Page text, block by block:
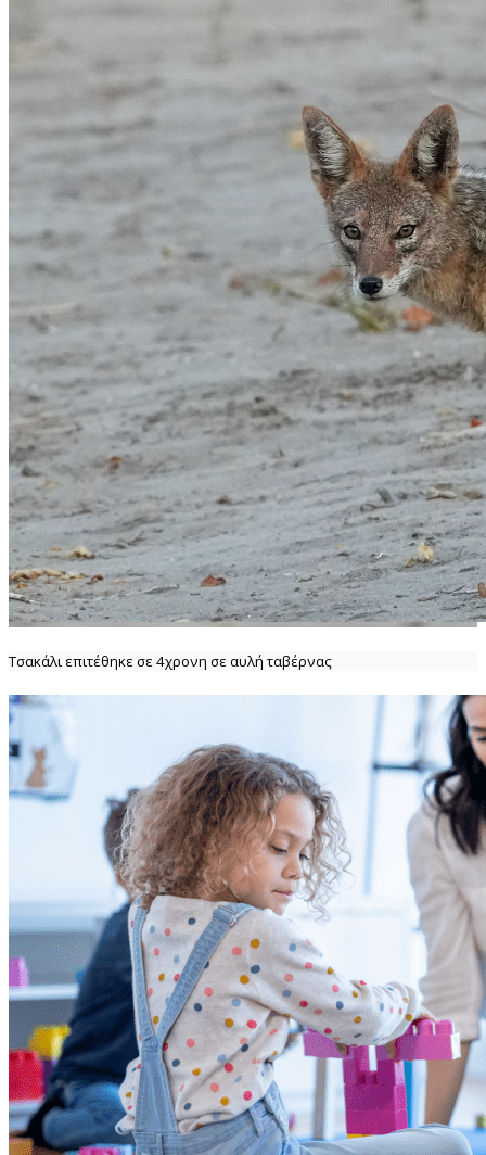
Τσακάλι επιτέθηκε σε 4χρονη σε αυλή ταβέρνας